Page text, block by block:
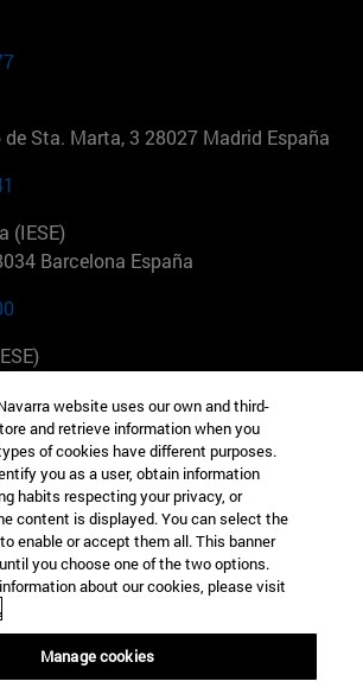
Sta. Marta, 3 28027 Madrid España
(IESE)
Barcelona España
(IESE)
2201 Nueva York EE.UU
15 81675 Múnich Alemania
website uses our own and third-
and retrieve information when you
of cookies have different purposes.
you as a user, obtain information
habits respecting your privacy, or
content is displayed. You can select the
enable or accept them all. This banner
you choose one of the two options.
about our cookies, please visit
Manage cookies